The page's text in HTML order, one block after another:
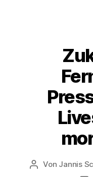
Beitragsautor
Von Jannis